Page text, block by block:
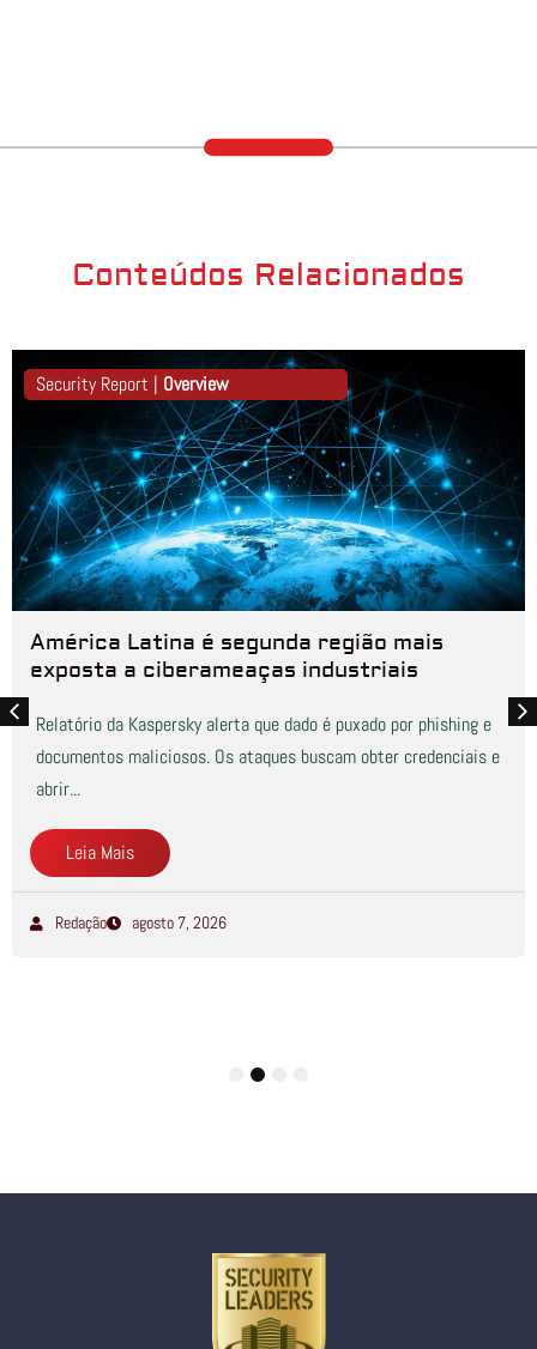
Conteúdos Relacionados
Security Report | Overview
América Latina é segunda região mais
exposta a ciberameaças industriais
Relatório da Kaspersky alerta que dado é puxado por phishing e
documentos maliciosos. Os ataques buscam obter credenciais e
abrir...
Leia Mais
Redação agosto 7, 2026